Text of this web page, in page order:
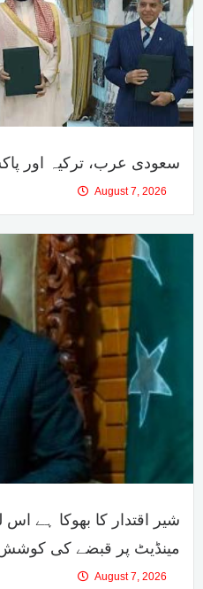
سعودی عرب، ترکیہ اور
August 7, 2026
شیر اقتدار کا بھوکا ہے
مینڈیٹ پر قبضے کی
August 7, 2026